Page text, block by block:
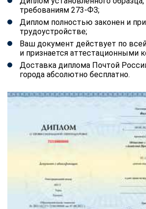
требованиям 273-ФЗ;
Диплом полностью законен и
трудоустройстве;
Ваш документ действует по
и признается аттестационными
Доставка диплома Почтой
города абсолютно бесплатно.